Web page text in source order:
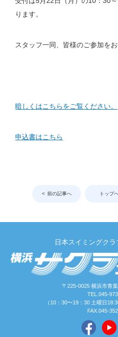
ります。
スタッフ一同、皆様のご参加を
暗しくはこちらをご覧ください。
申込書はこちら
前の記事へ トップ
日本スイミングク
〒225-0025 横浜市青
TEL.045-
（10：30〜19：30 土曜日
FAX.045-